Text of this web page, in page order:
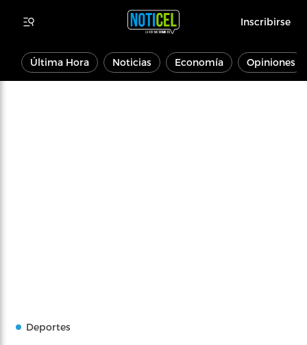
Inscribirse
Última Hora Noticias Economía Opiniones
Deportes